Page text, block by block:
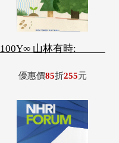
100Y∞ 山林有時: _____
優惠價85折255元